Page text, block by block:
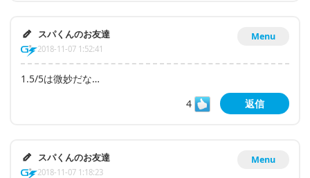
Menu
スパくんのお友達
2018-11-07 1:52:41
1.5/5は微妙だな…
4
返信
Menu
スパくんのお友達
2018-11-07 1:18:23